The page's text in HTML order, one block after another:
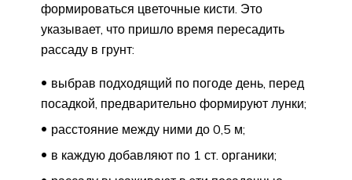
формироваться цветочные кисти. Это
указывает, что пришло время пересадить
рассаду в грунт:
выбрав подходящий по погоде день, перед
посадкой, предварительно формируют лунки;
расстояние между ними до 0,5 м;
в каждую добавляют по 1 ст. органики;